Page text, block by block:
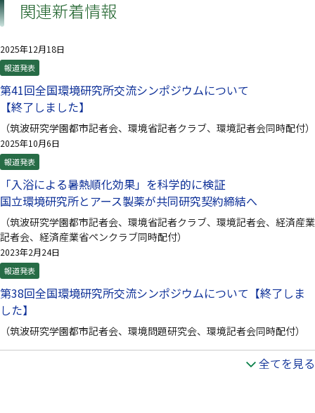
関連新着情報
2025年12月18日
報道発表
第41回全国環境研究所交流シンポジウムについて
【終了しました】
（筑波研究学園都市記者会、環境省記者クラブ、環境記者会同時配付）
2025年10月6日
報道発表
「入浴による暑熱順化効果」を科学的に検証
国立環境研究所とアース製薬が共同研究契約締結へ
（筑波研究学園都市記者会、環境省記者クラブ、環境記者会、経済産業
記者会、経済産業省ペンクラブ同時配付）
2023年2月24日
報道発表
第38回全国環境研究所交流シンポジウムについて【終了しま
した】
（筑波研究学園都市記者会、環境問題研究会、環境記者会同時配付）
全てを見る